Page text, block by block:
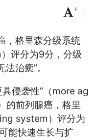
+
，格里森分级系统
评分为9分，分级
治癒”。
侵袭性”（more ag
的前列腺癌，格里
system）评分为
能快速生长与扩